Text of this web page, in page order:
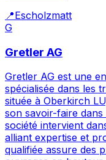
📍Escholzmatt
G
Gretler AG
Gretler AG est une
spécialisée dans les
située à Oberkirch
son savoir-faire
société intervient
alliant expertise et
qualifiée assure des